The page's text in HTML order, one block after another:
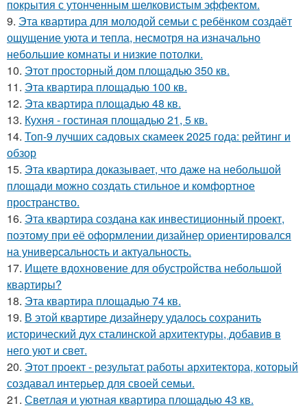
покрытия с утонченным шелковистым эффектом.
9. Эта квартира для молодой семьи с ребёнком создаёт
ощущение уюта и тепла, несмотря на изначально
небольшие комнаты и низкие потолки.
10. Этот просторный дом площадью 350 кв.
11. Эта квартира площадью 100 кв.
12. Эта квартира площадью 48 кв.
13. Кухня - гостиная площадью 21, 5 кв.
14. Топ-9 лучших садовых скамеек 2025 года: рейтинг и
обзор
15. Эта квартира доказывает, что даже на небольшой
площади можно создать стильное и комфортное
пространство.
16. Эта квартира создана как инвестиционный проект,
поэтому при её оформлении дизайнер ориентировался
на универсальность и актуальность.
17. Ищете вдохновение для обустройства небольшой
квартиры?
18. Эта квартира площадью 74 кв.
19. В этой квартире дизайнеру удалось сохранить
исторический дух сталинской архитектуры, добавив в
него уют и свет.
20. Этот проект - результат работы архитектора, который
создавал интерьер для своей семьи.
21. Светлая и уютная квартира площадью 43 кв.